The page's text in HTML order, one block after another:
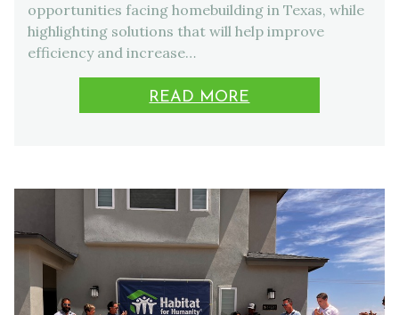
opportunities facing homebuilding in Texas, while
highlighting solutions that will help improve
efficiency and increase…
READ MORE